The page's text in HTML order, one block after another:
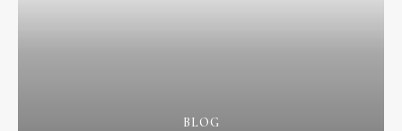
BLOG